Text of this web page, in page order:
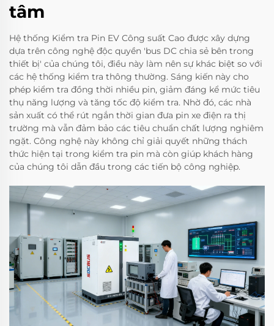
tâm
Hệ thống Kiểm tra Pin EV Công suất Cao được xây dựng
dựa trên công nghệ độc quyền 'bus DC chia sẻ bên trong
thiết bị' của chúng tôi, điều này làm nên sự khác biệt so với
các hệ thống kiểm tra thông thường. Sáng kiến này cho
phép kiểm tra đồng thời nhiều pin, giảm đáng kể mức tiêu
thụ năng lượng và tăng tốc độ kiểm tra. Nhờ đó, các nhà
sản xuất có thể rút ngắn thời gian đưa pin xe điện ra thị
trường mà vẫn đảm bảo các tiêu chuẩn chất lượng nghiêm
ngặt. Công nghệ này không chỉ giải quyết những thách
thức hiện tại trong kiểm tra pin mà còn giúp khách hàng
của chúng tôi dẫn đầu trong các tiến bộ công nghiệp.